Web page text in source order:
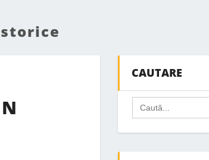
CAUTARE
Search
for: